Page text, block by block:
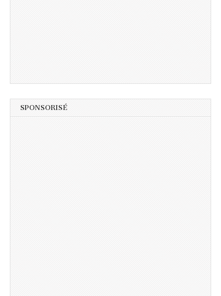
SPONSORISÉ